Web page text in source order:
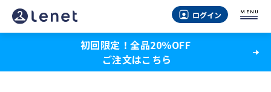
柴
田
の
ログイン MENU
初回限定！全品20％OFF
ご注文はこちら